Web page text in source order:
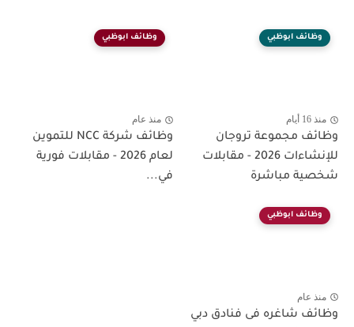
وظائف ابوظبي
منذ 16 أيام
وظائف مجموعة تروجان
للإنشاءات 2026 - مقابلات
شخصية مباشرة
وظائف ابوظبي
منذ عام
وظائف شركة NCC للتموين
لعام 2026 - مقابلات فورية
في...
وظائف ابوظبي
منذ عام
وظائف شاغره فى فنادق دبي